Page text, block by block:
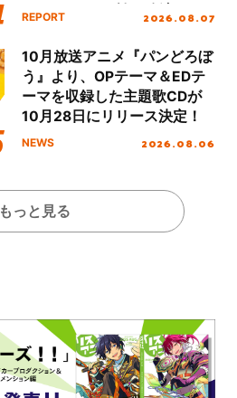
Party Stage／埼玉公演＞”
REPORT 2026.08.07
10月放送アニメ『パンどろぼ
う』より、OPテーマ＆EDテ
ーマを収録した主題歌CDが
10月28日にリリース決定！
NEWS 2026.08.06
もっと見る